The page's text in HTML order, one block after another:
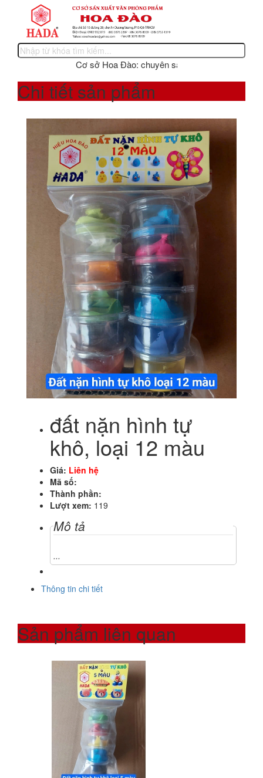
Cơ sở Hoa Đào: chuyên sản xuất các sản phẩm
Chi tiết sản phẩm
đất nặn hình tự
khô, loại 12 màu
Giá: Liên hệ
Mã số:
Thành phần:
Lượt xem: 119
Mô tả
...
Thông tin chi tiết
Sản phẩm liên quan